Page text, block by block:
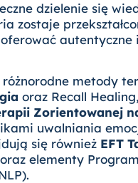
dzielenie się
zostaje
autentyczne
metody
oraz Recall
Zorientowanej
uwalniania
się również EFT
elementy